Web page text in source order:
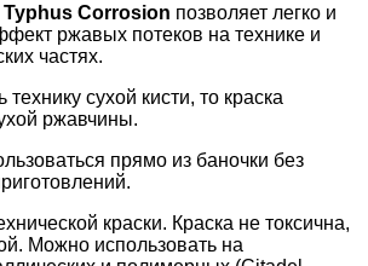
Corrosion позволяет легко и
ржавых потеков на технике и
частях.
технику сухой кисти, то краска
ржавчины.
прямо из баночки без
краски. Краска не токсична,
Можно использовать на